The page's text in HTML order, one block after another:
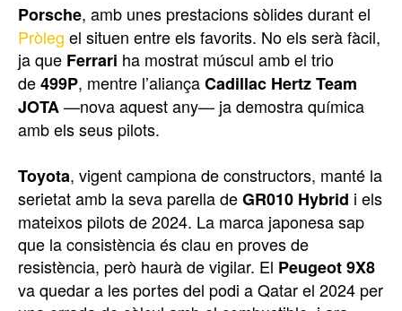
Porsche, amb unes prestacions sòlides durant el
Pròleg el situen entre els favorits. No els serà fàcil,
ja que Ferrari ha mostrat múscul amb el trio
de499P, mentre l’aliançaCadillac Hertz Team
JOTA—nova aquest any— ja demostra química
amb els seus pilots.
Toyota, vigent campiona de constructors, manté la
serietat amb la seva parella deGR010 Hybrid i els
mateixos pilots de 2024. La marca japonesa sap
que la consistència és clau en proves de
resistència, però haurà de vigilar. El Peugeot 9X8
va quedar a les portes del podi a Qatar el 2024 per